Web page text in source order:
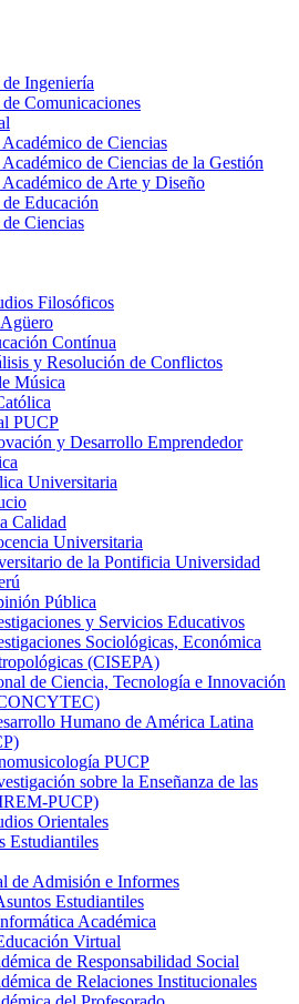
Ingeniería
Comunicaciones
de Ciencias
de Ciencias de la Gestión
de Arte y Diseño
Educación
Ciencias
Filosóficos
Contínua
y Resolución de Conflictos
Música
PUCP
y Desarrollo Emprendedor
Universitaria
Calidad
Universitaria
de la Pontificia Universidad
Pública
y Servicios Educativos
Sociológicas, Económica
(CISEPA)
de Ciencia, Tecnología e Innovación
Humano de América Latina
PUCP
sobre la Enseñanza de las
PUCP)
Orientales
Estudiantiles
de Admisión e Informes
Estudiantiles
Académica
Virtual
de Responsabilidad Social
de Relaciones Institucionales